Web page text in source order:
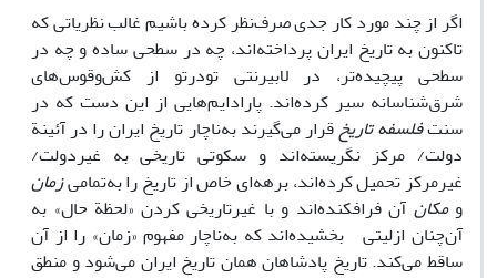
اگر از چند مورد کار جدی صرف‌نظر کرده باشیم غالب نظریاتی که
تاکنون به تاریخ ایران پرداخته‌اند، چه در سطحی ساده و چه در
سطحی پیچیده‌تر، در لابیرنتی تودرتو از کش‌وقوس‌های
شرق‌شناسانه سیر کرده‌اند. پارادایم‌هایی از این دست که در
سنتفلسفه تاریخقرار می‌گیرند به‌ناچار تاریخ ایران را در آئینة
دولت/ مرکز نگریسته‌اند و سکوتی تاریخی به غیردولت/
غیرمرکز تحمیل کرده‌اند، برهه‌ای خاص از تاریخ را به‌تمامیزمان
ومکان آن فرافکنده‌اند و با غیرتاریخی کردن «لحظة حال» به
آن‌چنان ازلیتی بخشیده‌اند که به‌ناچار مفهوم «زمان» را از آن
ساقط می‌کند. تاریخ پادشاهان همان تاریخ ایران می‌شود و منطق